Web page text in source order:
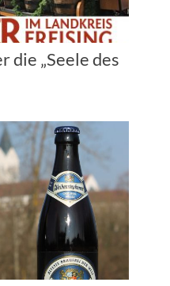
die „Seele des